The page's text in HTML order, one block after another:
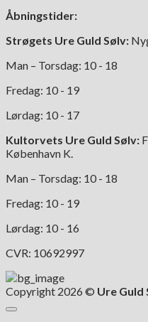
varesiden
Åbningstider:
Strøgets Ure Guld Sølv:
Man – Torsdag: 10 - 18
Fredag: 10 - 19
Lørdag: 10 - 17
Kultorvets Ure Guld Sølv:
København K.
Man – Torsdag: 10 - 18
Fredag: 10 - 19
Lørdag: 10 - 16
CVR: 10692997
Copyright 2026 © Ure Guld